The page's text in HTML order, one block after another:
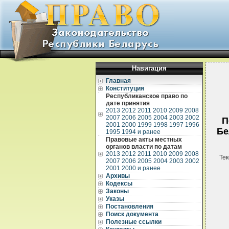
Навигация
Главная
Конституция
Республиканское право по
дате принятия
2013 2012 2011 2010 2009 2008
2007 2006 2005 2004 2003 2002
2001 2000 1999 1998 1997 1996
1995 1994 и ранее
Правовые акты местных
органов власти по датам
2013 2012 2011 2010 2009 2008
2007 2006 2005 2004 2003 2002
2001 2000 и ранее
Архивы
Кодексы
Законы
Указы
Постановления
Поиск документа
Полезные ссылки